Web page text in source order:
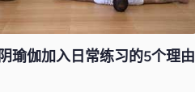
瑜伽加入日常练习的5个理由